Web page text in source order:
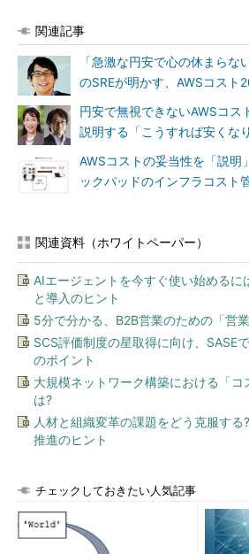
関連記事
「急激な円安で心の休まら
のSREが明かす、AWSコスト
円安で無視できないAWSコス
説明する「こうすれば安くな
AWSコストの妥当性を「説明
ックパッドのインフラコスト
関連資料（ホワイトペーパー）
AIエージェントを今すぐ使い始めるに
と導入のヒント
5分で分かる、B2B営業のための「営業
SCS評価制度の星取得に向け、SASE
のポイント
大規模ネットワーク構築における「コ
は?
人材と組織変革の課題をどう克服す
推進のヒント
チェックしておきたい人気記事